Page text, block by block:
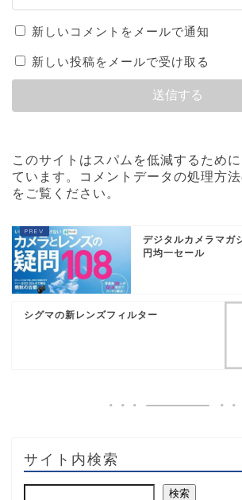
新しいコメントをメールで通知
新しい投稿をメールで受け取る
このサイトはスパムを低減するため
ています。
コメントデータの処理方
をご覧ください 。
デジタルカメラマガ
円均一セール
シグマの新レンズフィルター
サイト内検索
検索